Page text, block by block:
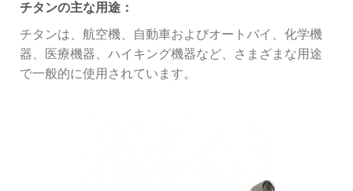
チタンの主な用途：
チタンは、航空機、自動車およびオートバイ、化学機
器、医療機器、ハイキング機器など、さまざまな用途
で一般的に使用されています。